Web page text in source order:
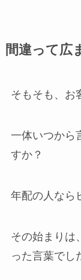
間違って広
そもそも、お
一体いつから
すか？
年配の人なら
その始まりは
った言葉でし